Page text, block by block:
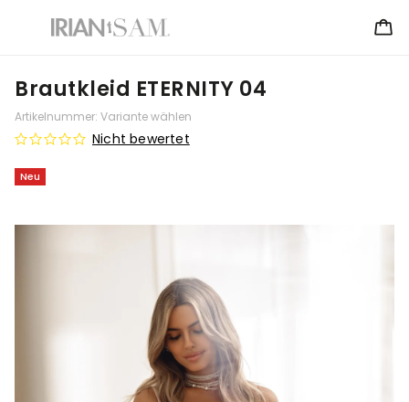
Brautkleid ETERNITY 04
Artikelnummer: Variante wählen
Neu
Nicht bewertet